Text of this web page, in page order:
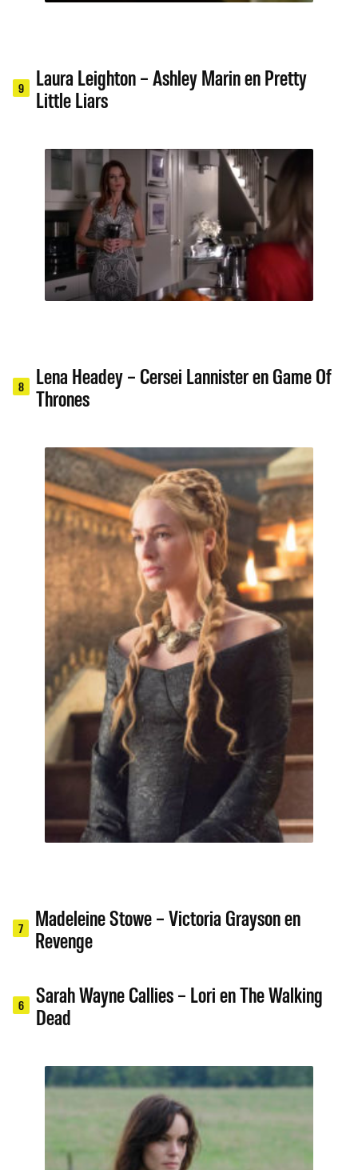
9
Laura Leighton – Ashley Marin en Pretty
Little Liars
8
Lena Headey – Cersei Lannister en Game Of
Thrones
7
Madeleine Stowe – Victoria Grayson en
Revenge
6
Sarah Wayne Callies – Lori en The Walking
Dead